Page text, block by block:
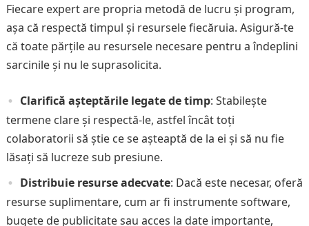
Fiecare expert are propria metodă de lucru și program,
așa că respectă timpul și resursele fiecăruia. Asigură-te
că toate părțile au resursele necesare pentru a îndeplini
sarcinile și nu le suprasolicita.
Clarifică așteptările legate de timp: Stabilește
termene clare și respectă-le, astfel încât toți
colaboratorii să știe ce se așteaptă de la ei și să nu fie
lăsați să lucreze sub presiune.
Distribuie resurse adecvate: Dacă este necesar, oferă
resurse suplimentare, cum ar fi instrumente software,
bugete de publicitate sau acces la date importante,